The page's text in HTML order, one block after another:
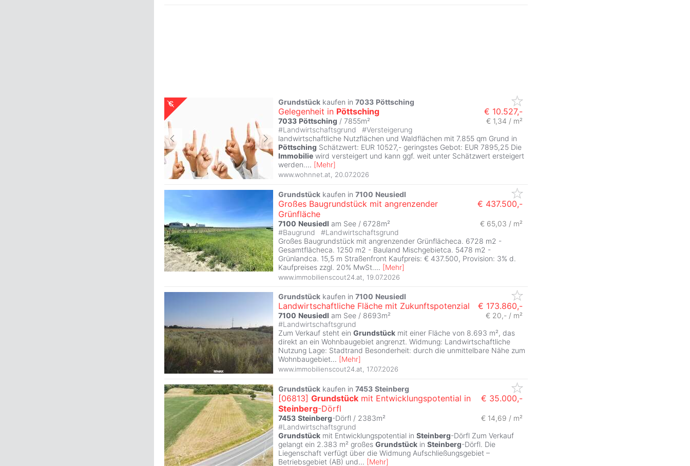
Grundstück kaufen in 7033 Pöttsching
Gelegenheit in Pöttsching € 10.527,-
7033 Pöttsching / 7855m² € 1,34 / m²
#Landwirtschaftsgrund #Versteigerung
landwirtschaftliche Nutzflächen und Waldflächen mit 7.855 qm Grund in
Pöttsching Schätzwert: EUR 10527,- geringstes Gebot: EUR 7895,25 Die
Immobilie wird versteigert und kann ggf. weit unter Schätzwert ersteigert
werden.... [Mehr]
www.wohnnet.at 20.07.2026
Grundstück kaufen in 7100 Neusiedl
Großes Baugrundstück mit angrenzender
Grünfläche
€ 437.500,-
7100 Neusiedl am See / 6728m²
€ 65,03 / m²
#Baugrund #Landwirtschaftsgrund
Großes Baugrundstück mit angrenzender Grünflächeca. 6728 m2 -
Gesamtflächeca. 1250 m2 - Bauland Mischgebietca. 5478 m2 -
Grünlandca. 15,5 m Straßenfront Kaufpreis: € 437.500, Provision: 3% d.
Kaufpreises zzgl. 20% MwSt.... [Mehr]
www.immobilienscout24.at 19.07.2026
Grundstück kaufen in 7100 Neusiedl
Landwirtschaftliche Fläche mit Zukunftspotenzial € 173.860,-
7100 Neusiedl am See / 8693m²
€ 20,- / m²
#Landwirtschaftsgrund
Zum Verkauf steht ein Grundstück mit einer Fläche von 8.693 m², das
direkt an ein Wohnbaugebiet angrenzt. Widmung: Landwirtschaftliche
Nutzung Lage: Stadtrand Besonderheit: durch die unmittelbare Nähe zum
Wohnbaugebiet... [Mehr]
www.immobilienscout24.at 17.07.2026
Grundstück kaufen in 7453 Steinberg
[06813] Grundstück mit Entwicklungspotential in
Steinberg-Dörfl
€ 35.000,-
7453 Steinberg-Dörfl / 2383m²
€ 14,69 / m²
#Landwirtschaftsgrund
Grundstück mit Entwicklungspotential in Steinberg-Dörfl Zum Verkauf
gelangt ein 2.383 m² großes Grundstück in Steinberg-Dörfl. Die
Liegenschaft verfügt über die Widmung Aufschließungsgebiet –
Betriebsgebiet (AB) und... [Mehr]